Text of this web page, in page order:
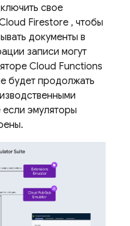
свое
Firestore , чтобы
документы в
записи могут
Cloud Functions
будет продолжать
эмуляторы